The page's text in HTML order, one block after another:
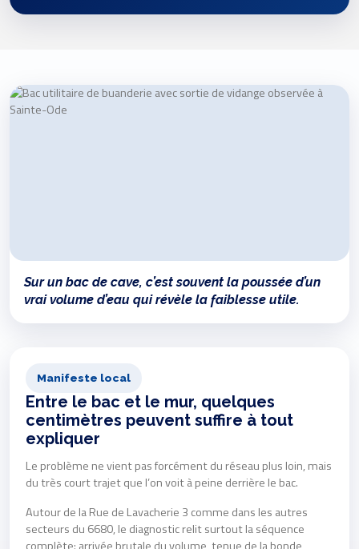
Sur un bac de cave, c’est souvent la poussée d’un
vrai volume d’eau qui révèle la faiblesse utile.
Manifeste local
Entre le bac et le mur, quelques
centimètres peuvent suffire à tout
expliquer
Le problème ne vient pas forcément du réseau plus loin, mais
du très court trajet que l’on voit à peine derrière le bac.
Autour de la Rue de Lavacherie 3 comme dans les autres
secteurs du 6680, le diagnostic relit surtout la séquence